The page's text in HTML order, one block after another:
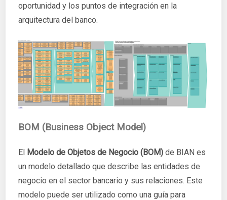
oportunidad y los puntos de integración en la
arquitectura del banco.
BOM (Business Object Model)
El Modelo de Objetos de Negocio (BOM) de BIAN es
un modelo detallado que describe las entidades de
negocio en el sector bancario y sus relaciones. Este
modelo puede ser utilizado como una guía para